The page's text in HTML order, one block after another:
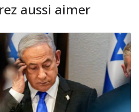
aussi aimer